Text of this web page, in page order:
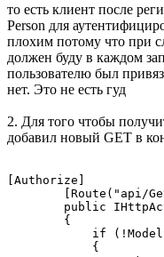
то есть клиент после
Person для
плохим потому что при
должен буду в каждом
пользователю был
нет. Это не есть гуд
2. Для того чтобы
добавил новый GET в
[Authorize]
[Route("api/
public
        {
if
            {